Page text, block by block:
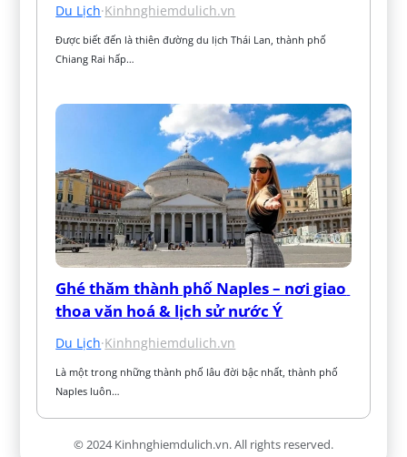
Du Lịch·Kinhnghiemdulich.vn
Được biết đến là thiên đường du lịch Thái Lan, thành phố
Chiang Rai hấp…
Ghé thăm thành phố Naples – nơi giao
thoa văn hoá & lịch sử nước Ý
Du Lịch·Kinhnghiemdulich.vn
Là một trong những thành phố lâu đời bậc nhất, thành phố
Naples luôn…
© 2024 Kinhnghiemdulich.vn. All rights reserved.